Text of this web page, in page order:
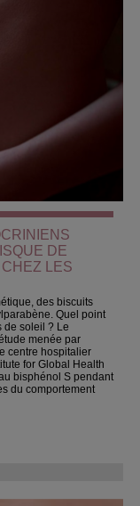
DE
LES
des biscuits
Quel point
de soleil ? Le
menée par
centre hospitalier
for Global Health
bisphénol S pendant
du comportement